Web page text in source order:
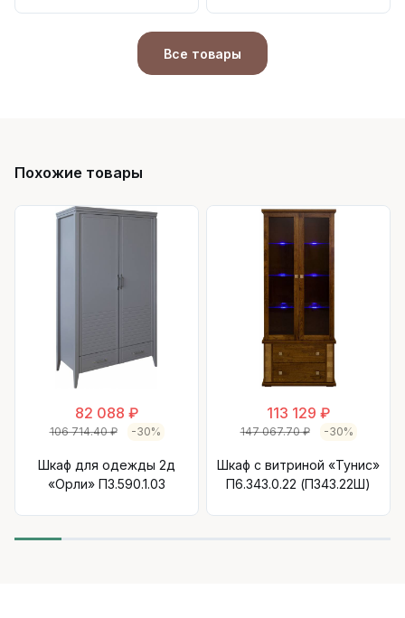
Все товары
Похожие товары
82 088 ₽
106 714.40 ₽ -30%
Шкаф для одежды 2д
«Орли» П3.590.1.03
113 129 ₽
147 067.70 ₽ -30%
Шкаф с витриной «Тунис»
П6.343.0.22 (П343.22Ш)